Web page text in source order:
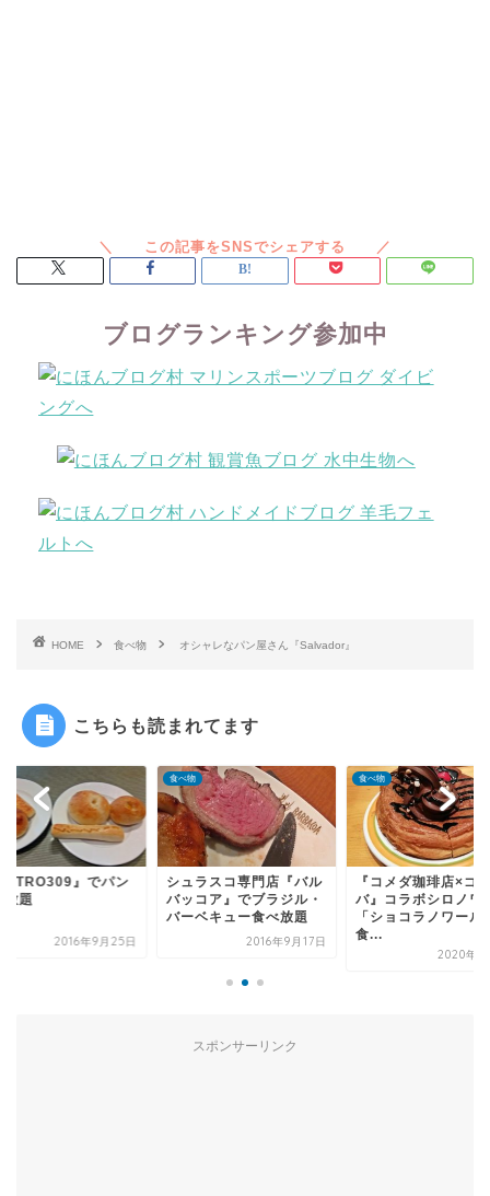
ブログランキング参加中
HOME 食べ物 オシャレなパン屋さん『Salvador』
こちらも読まれてます
ラスコ専門店『バル
コア』でブラジル・
2016年9月17日
食べ物
『コメダ珈琲店×ゴディ
バ』コラボシロノワール
「ショコラノワール」
食べ物
『BISTRO309』で
食べ放題
スポンサーリンク